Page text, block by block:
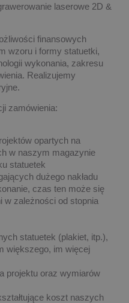
laserowe 2D &
finansowych
wzoru i formy statuetki,
wykonania, zakresu
Realizujemy
zamówienia:
opartych na
w naszym magazynie
statuetek
dużego nakładu
czas ten może się
w zależności od stopnia
statuetek (plakiet, itp.),
większego, im więcej
projektu oraz wymiarów
koszt naszych